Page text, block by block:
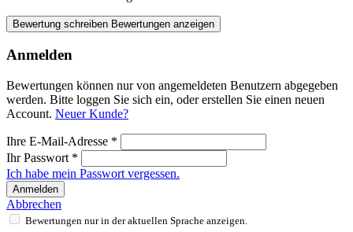
Bewertung schreiben Bewertungen anzeigen
Anmelden
Bewertungen können nur von angemeldeten Benutzern abgegeben
werden. Bitte loggen Sie sich ein, oder erstellen Sie einen neuen
Account. Neuer Kunde?
Ihre E-Mail-Adresse *
Ihr Passwort *
Ich habe mein Passwort vergessen.
Anmelden
Abbrechen
Bewertungen nur in der aktuellen Sprache anzeigen.